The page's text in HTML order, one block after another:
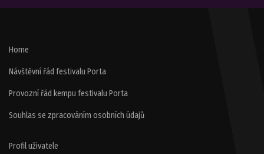
Home
Návštěvní řád festivalu Porta
Provozní řád kempu festivalu Porta
Souhlas se zpracováním osobních údajů
Profil uživatele